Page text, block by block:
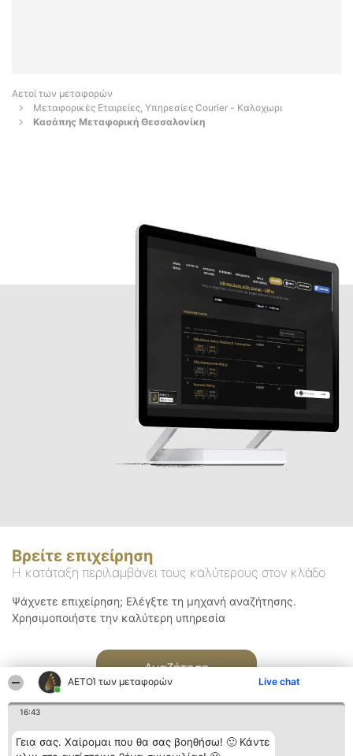
ΑΕΤΟΊ των μεταφορών Live chat
16:43
Γεια σας. Χαίρομαι που θα σας βοηθήσω! 🙂 Κάντε
Αετοί των μεταφορών
Μεταφορικές Εταιρείες, Υπηρεσίες Courier - Καλοχωρι
Κασάπης Μεταφορική Θεσσαλονίκη
Βρείτε επιχείρηση
Η κατάταξη περιλαμβάνει τους καλύτερους στον κλάδο
Ψάχνετε επιχείρηση; Ελέγξτε τη μηχανή αναζήτησης.
Χρησιμοποιήστε την καλύτερη υπηρεσία
Αναζήτηση